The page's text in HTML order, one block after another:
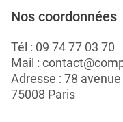
Nos coordonnées
Tél : 09 74 77 03 70
Mail :
Adresse : 78
75008 Paris